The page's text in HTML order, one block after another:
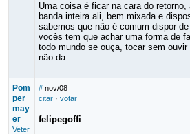
Uma coisa é ficar na cara do
banda inteira ali, bem mixada e
sabemos que não é comum dispor
vocês tem que achar uma forma de
todo mundo se ouça, tocar sem
não da.
Pom
per
may
er
Veter
# nov/08
citar· votar
felipegoffi